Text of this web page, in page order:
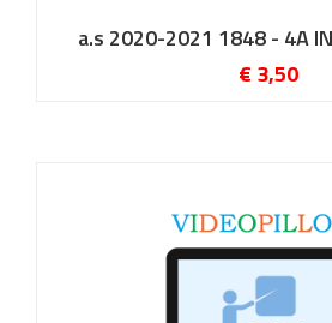
a.s 2020-2021 1848 - 4A
€ 3,50